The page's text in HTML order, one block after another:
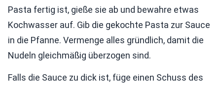
Pasta fertig ist, gieße sie ab und bewahre etwas
Kochwasser auf. Gib die gekochte Pasta zur Sauce
in die Pfanne. Vermenge alles gründlich, damit die
Nudeln gleichmäßig überzogen sind.
Falls die Sauce zu dick ist, füge einen Schuss des